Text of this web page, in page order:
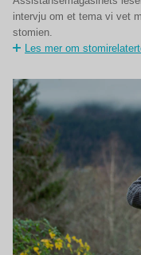
intervju om et tema vi vet
stomien.
Les mer om